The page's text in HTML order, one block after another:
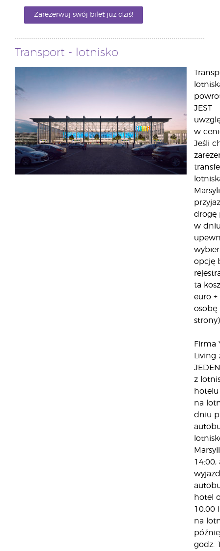
Zarezerwuj swój bilet już dziś!
Transport - lotnisko
JEST
w
Jeśli
drogę
w
opcję
ta
euro +
osobę
Firma
z
na
dniu
hotel
10:00
na
godz.